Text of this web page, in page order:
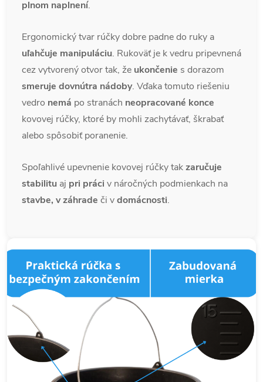
plnom naplnení.
Ergonomický tvar rúčky dobre padne do ruky a
uľahčuje manipuláciu. Rukoväť je k vedru pripevnená
cez vytvorený otvor tak, že ukončenie s dorazom
smeruje dovnútra nádoby. Vďaka tomuto riešeniu
vedro nemá po stranách neopracované konce
kovovej rúčky, ktoré by mohli zachytávať, škrabať
alebo spôsobiť poranenie.
Spoľahlivé upevnenie kovovej rúčky takzaručuje
stabilitu aj pri práci v náročných podmienkach na
stavbe, v záhrade či vdomácnosti.